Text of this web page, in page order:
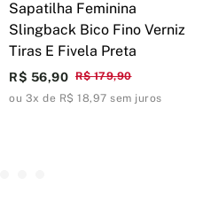
Sapatilha Feminina
Slingback Bico Fino Verniz
Tiras E Fivela Preta
R$ 179,90
R$ 56,90
ou 3x de R$ 18,97 sem juros